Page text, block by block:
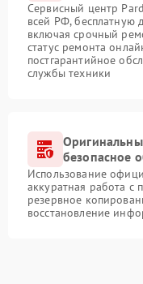
Сервисный центр
всей РФ, бесплатную
включая срочный
статус ремонта
постгарантийное
службы техники
безопасное
Использование
аккуратная работа с
резервное
восстановление